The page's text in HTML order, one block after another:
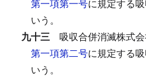
第一項第一号に規定する
いう。
九十三 吸収合併消滅株式
第一項第二号に規定する
いう。